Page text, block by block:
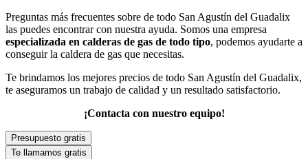
Preguntas más frecuentes sobre de todo San Agustín del Guadalix
las puedes encontrar con nuestra ayuda. Somos una empresa
especializada en calderas de gas de todo tipo, podemos ayudarte a
conseguir la caldera de gas que necesitas.
Te brindamos los mejores precios de todo San Agustín del Guadalix,
te aseguramos un trabajo de calidad y un resultado satisfactorio.
¡Contacta con nuestro equipo!
Presupuesto gratis
Te llamamos gratis